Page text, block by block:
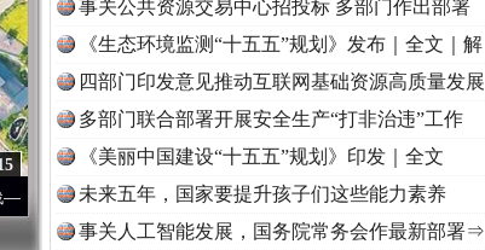
”事⑧加强纪律..·[视频]牢记初心使命 奋进复兴征程丨“转折之城”激荡..
事关公共资源交易中心招投标 多部门作出部署
《生态环境监测“十五五”规划》发布｜全文｜解
读
四部门印发意见推动互联网基础资源高质量发展
多部门联合部署开展安全生产“打非治违”工作
《美丽中国建设“十五五”规划》印发｜全文
未来五年，国家要提升孩子们这些能力素养
事关人工智能发展，国务院常务会作最新部署⇒